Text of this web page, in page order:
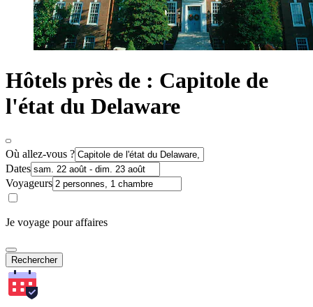
Hôtels près de : Capitole de
l'état du Delaware
Où allez-vous ?
Dates
Voyageurs
Je voyage pour affaires
Rechercher